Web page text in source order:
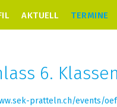
AKTUELL TERMINE
6.
pratteln.ch/events/